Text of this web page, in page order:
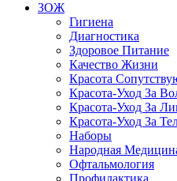
ЗОЖ
Гигиена
Диагностика
Здоровое Питание
Качество Жизни
Красота
Красота-Уход За
Красота-Уход За
Красота-Уход За
Наборы
Народная
Офтальмология
Профилактика